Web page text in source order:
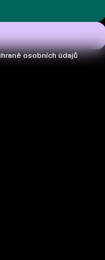
osobních údajů